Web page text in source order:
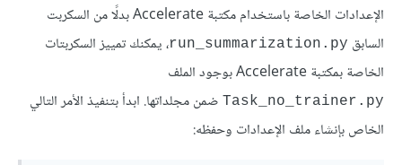
الإعدادات الخاصة باستخدام مكتبة Accelerate بدلًا من السكربت
السابق run_summarization.py، يمكنك تمييز السكربتات
الخاصة بمكتبة Accelerate بوجود الملف
Task_no_trainer.py ضمن مجلداتها. ابدأ بتنفيذ الأمر التالي
الخاص بإنشاء ملف الإعدادات وحفظه: